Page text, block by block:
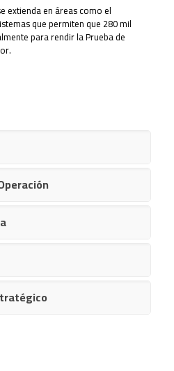
extienda en áreas como el
que permiten que 280 mil
para rendir la Prueba de